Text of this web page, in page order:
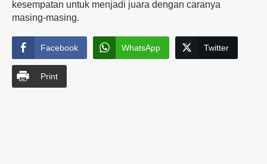
kesempatan untuk menjadi juara dengan caranya
masing-masing.
Facebook WhatsApp Twitter
Print